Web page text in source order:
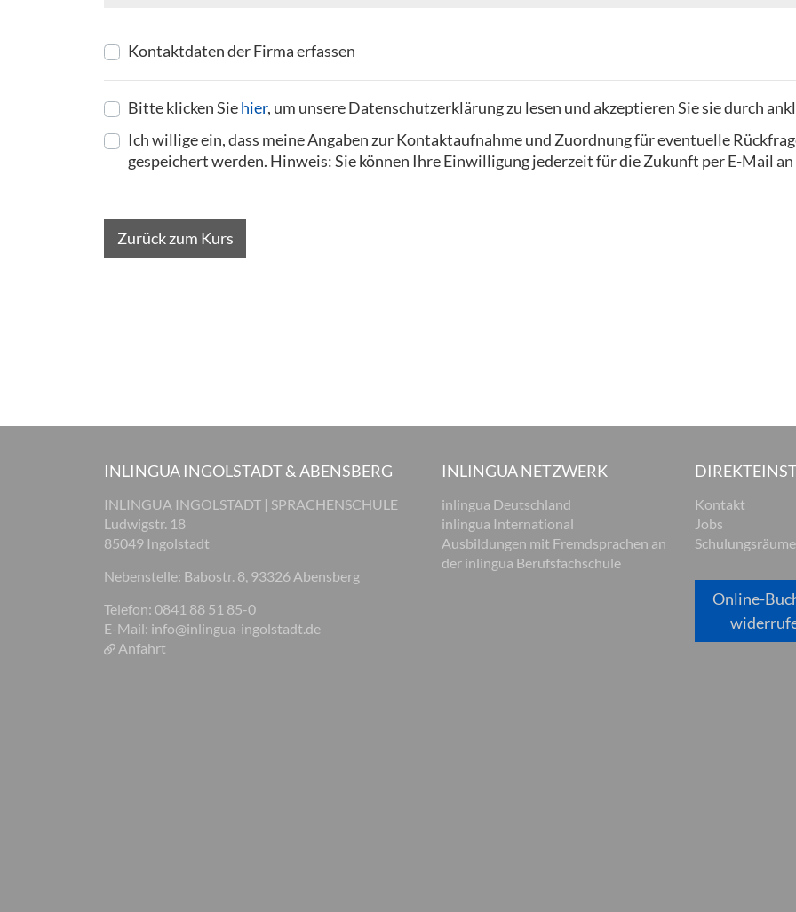
Kontaktdaten der Firma erfassen
Bitte klicken Siehier, um unsere Datenschutzerklärung zu lesen und akzeptieren Sie sie durch
Ich willige ein, dass meine Angaben zur Kontaktaufnahme und Zuordnung für eventuelle
gespeichert werden. Hinweis: Sie können Ihre Einwilligung jederzeit für die Zukunft per E-Mail an
Zurück zum Kurs
INLINGUA INGOLSTADT & ABENSBERG
INLINGUA INGOLSTADT | SPRACHENSCHULE
Ludwigstr. 18
85049 Ingolstadt
Nebenstelle: Babostr. 8, 93326 Abensberg
Telefon: 0841 88 51 85-0
E-Mail: info@inlingua-ingolstadt.de
Anfahrt
INLINGUA NETZWERK
inlingua Deutschland
inlingua International
Ausbildungen mit Fremdsprachen an
der inlingua Berufsfachschule
Kontakt
Jobs
Online-